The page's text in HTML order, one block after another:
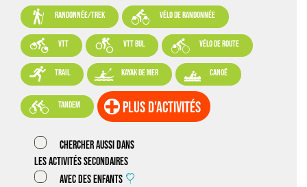
 randonnée/trek  vélo de randonnée
 VTT  VTT BUL  vélo de route
 trail  kayak de mer  canoë
 tandem plus d'activités
Chercher aussi dans
les activités secondaires
Avec des enfants